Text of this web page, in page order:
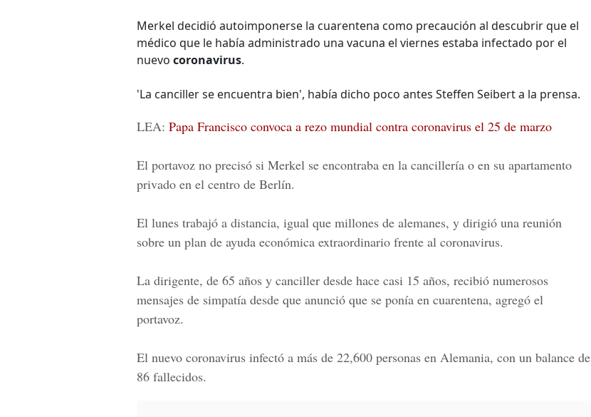
Merkel decidió autoimponerse la cuarentena como precaución al descubrir que el
médico que le había administrado una vacuna el viernes estaba infectado por el
nuevo coronavirus.
'La canciller se encuentra bien', había dicho poco antes Steffen Seibert a la prensa.
LEA: Papa Francisco convoca a rezo mundial contra coronavirus el 25 de marzo
El portavoz no precisó si Merkel se encontraba en la cancillería o en su apartamento
privado en el centro de Berlín.
El lunes trabajó a distancia, igual que millones de alemanes, y dirigió una reunión
sobre un plan de ayuda económica extraordinario frente al coronavirus.
La dirigente, de 65 años y canciller desde hace casi 15 años, recibió numerosos
mensajes de simpatía desde que anunció que se ponía en cuarentena, agregó el
portavoz.
El nuevo coronavirus infectó a más de 22,600 personas en Alemania, con un balance de
86 fallecidos.